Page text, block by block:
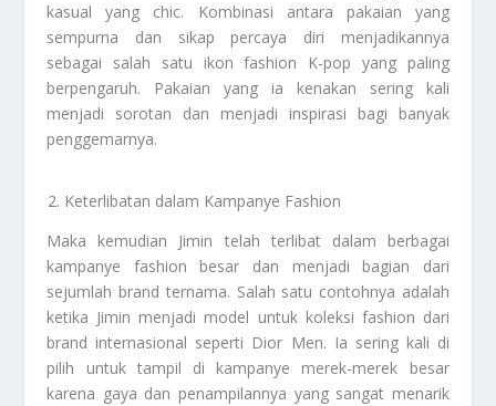
kasual yang chic. Kombinasi antara pakaian yang
sempurna dan sikap percaya diri menjadikannya
sebagai salah satu ikon fashion K-pop yang paling
berpengaruh. Pakaian yang ia kenakan sering kali
menjadi sorotan dan menjadi inspirasi bagi banyak
penggemarnya.
Keterlibatan dalam Kampanye Fashion
Maka kemudian Jimin telah terlibat dalam berbagai
kampanye fashion besar dan menjadi bagian dari
sejumlah brand ternama. Salah satu contohnya adalah
ketika Jimin menjadi model untuk koleksi fashion dari
brand internasional seperti Dior Men. Ia sering kali di
pilih untuk tampil di kampanye merek-merek besar
karena gaya dan penampilannya yang sangat menarik